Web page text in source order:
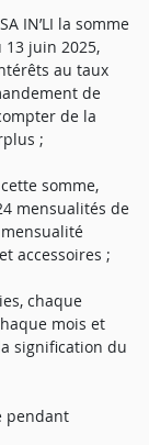
IN’LI la somme
13 juin 2025,
au taux
de
de la
;
somme,
mensualités de
accessoires ;
chaque
mois et
signification du
pendant